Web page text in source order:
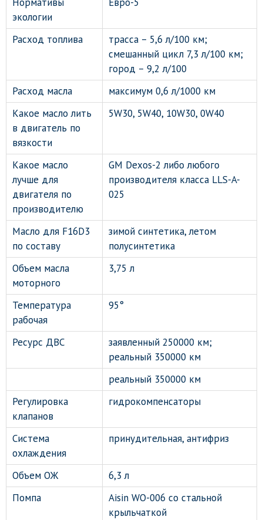
экологии
Расход топлива
трасса – 5,6 л/100 км;
смешанный цикл 7,3 л/100 км;
город – 9,2 л/100
Расход масла
максимум 0,6 л/1000 км
Какое масло лить
в двигатель по
вязкости
5W30, 5W40, 10W30, 0W40
Какое масло
лучше для
двигателя по
производителю
GM Dexos-2 либо любого
производителя класса LLS-A-
025
Масло для F16D3
по составу
зимой синтетика, летом
полусинтетика
Объем масла
моторного
3,75 л
Температура
рабочая
95°
Ресурс ДВС
заявленный 250000 км;
реальный 350000 км
реальный 350000 км
Регулировка
клапанов
гидрокомпенсаторы
Система
охлаждения
принудительная, антифриз
Объем ОЖ
6,3 л
Помпа
Aisin WO-006 со стальной
крыльчаткой